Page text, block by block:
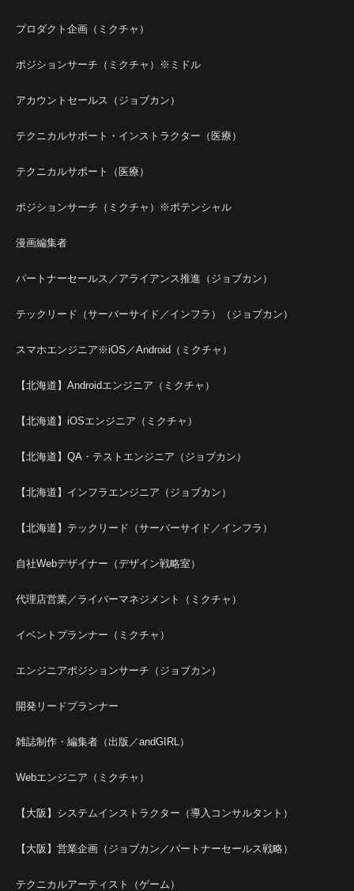
プロダクト企画（ミクチャ）
ポジションサーチ（ミクチャ）※ミドル
アカウントセールス（ジョブカン）
テクニカルサポート・インストラクター（医療）
テクニカルサポート（医療）
ポジションサーチ（ミクチャ）※ポテンシャル
漫画編集者
パートナーセールス／アライアンス推進（ジョブカン）
テックリード（サーバーサイド／インフラ）（ジョブカン）
スマホエンジニア※iOS／Android（ミクチャ）
【北海道】Androidエンジニア（ミクチャ）
【北海道】iOSエンジニア（ミクチャ）
【北海道】QA・テストエンジニア（ジョブカン）
【北海道】インフラエンジニア（ジョブカン）
【北海道】テックリード（サーバーサイド／インフラ）
自社Webデザイナー（デザイン戦略室）
代理店営業／ライバーマネジメント（ミクチャ）
イベントプランナー（ミクチャ）
エンジニアポジションサーチ（ジョブカン）
開発リードプランナー
雑誌制作・編集者（出版／andGIRL）
Webエンジニア（ミクチャ）
【大阪】システムインストラクター（導入コンサルタント）
【大阪】営業企画（ジョブカン／パートナーセールス戦略）
テクニカルアーティスト（ゲーム）